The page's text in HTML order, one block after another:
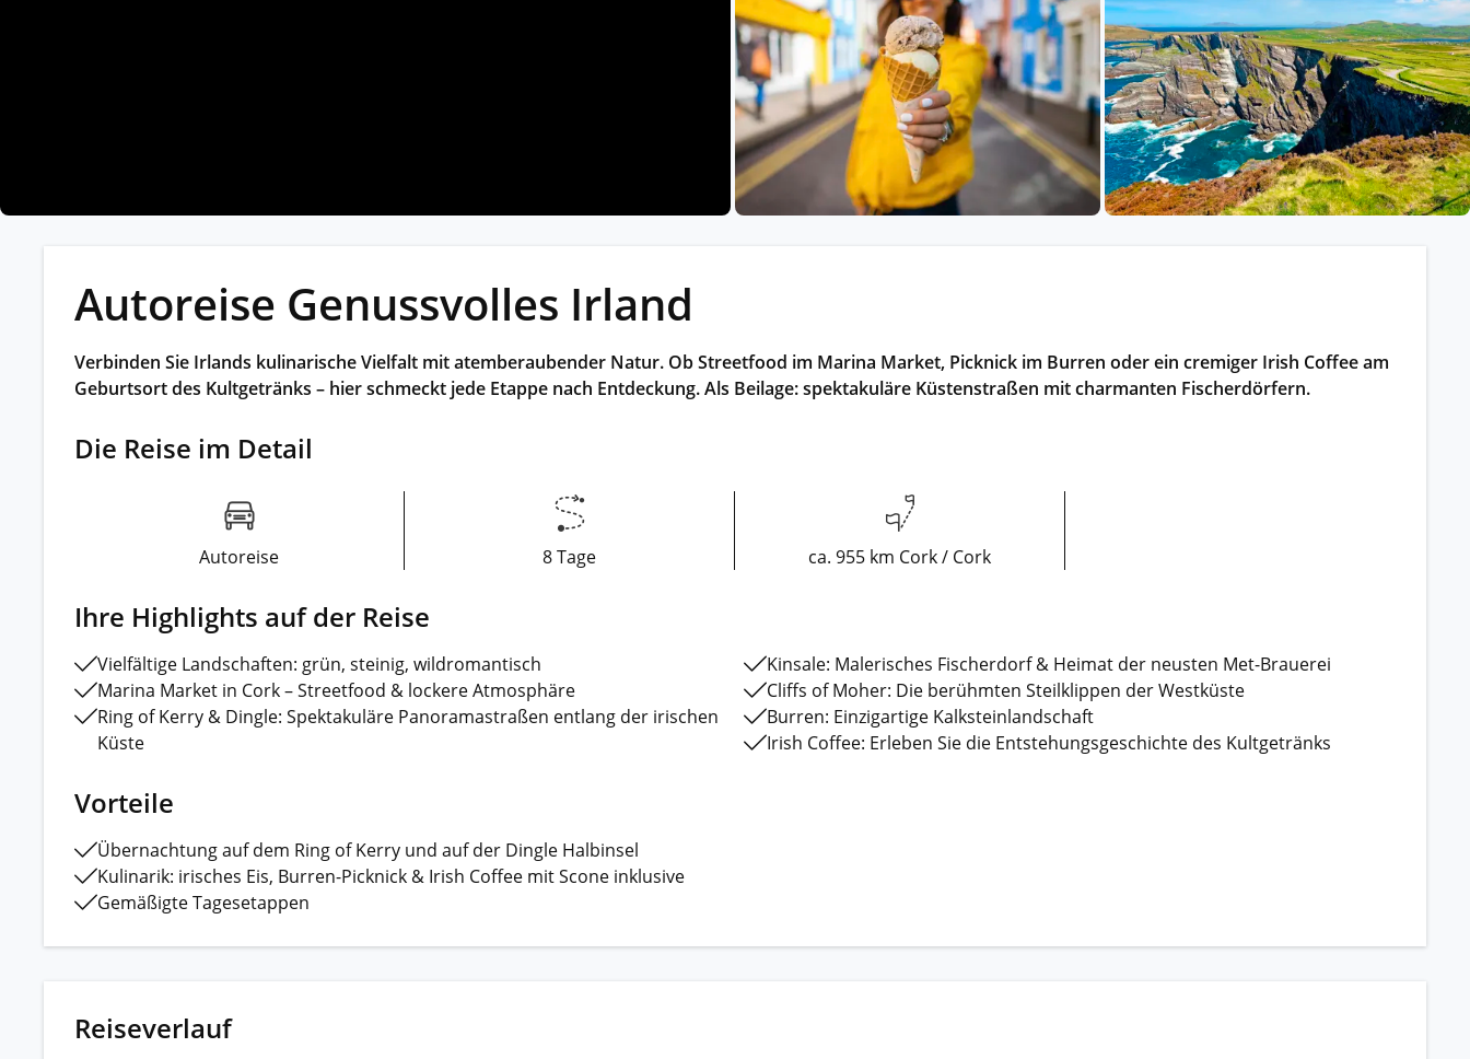
Eine Stadt als Ausgangspunkt für spannende
Erkundungen und Ausflüge in die Umgebung.
Alle Autoreisen & mehr
Landausflüge
Sehenswürdigkeiten an Land entdecken.
Alle Schiffsreisen
Autoreise Genussvolles Irland
Verbinden Sie Irlands kulinarische Vielfalt mit atemberaubender Natur. Ob Streetfood im Marina Market, Picknick im Burren oder ein cremiger Irish Coffee am
Geburtsort des Kultgetränks – hier schmeckt jede Etappe nach Entdeckung. Als Beilage: spektakuläre Küstenstraßen mit charmanten Fischerdörfern.
Die Reise im Detail
Autoreise 8 Tage ca. 955 km Cork / Cork
Ihre Highlights auf der Reise
Vielfältige Landschaften: grün, steinig, wildromantisch
Marina Market in Cork – Streetfood & lockere Atmosphäre
Ring of Kerry & Dingle: Spektakuläre Panoramastraßen entlang der irischen
Küste
Kinsale: Malerisches Fischerdorf & Heimat der neusten Met-Brauerei
Cliffs of Moher: Die berühmten Steilklippen der Westküste
Burren: Einzigartige Kalksteinlandschaft
Irish Coffee: Erleben Sie die Entstehungsgeschichte des Kultgetränks
Vorteile
Übernachtung auf dem Ring of Kerry und auf der Dingle Halbinsel
Kulinarik: irisches Eis, Burren-Picknick & Irish Coffee mit Scone inklusive
Gemäßigte Tagesetappen
Reiseverlauf